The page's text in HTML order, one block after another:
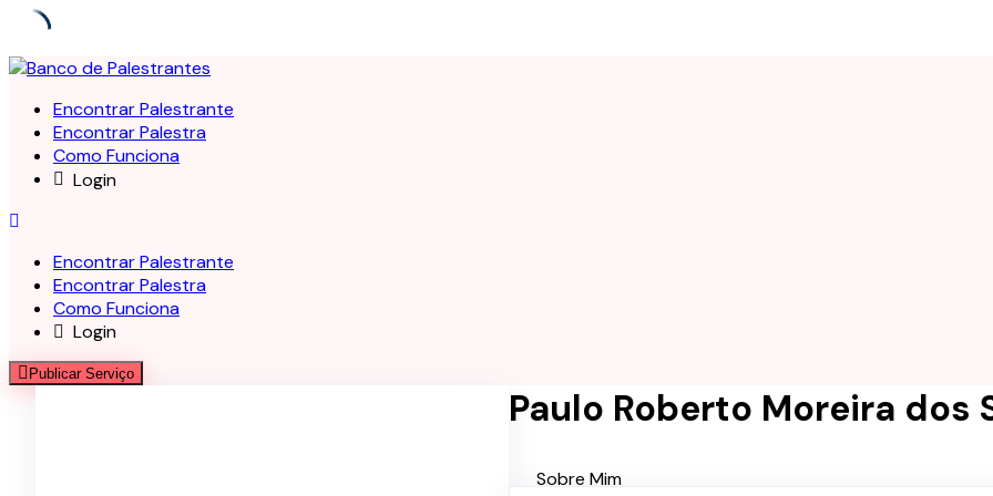
Skip
contentEncontrar Palestrante
Encontrar Palestra
Como Funciona
Login
Encontrar Palestrante
Encontrar Palestra
Como Funciona
Login
Publicar Serviço
Paulo Roberto Moreira dos
Sobre Mim